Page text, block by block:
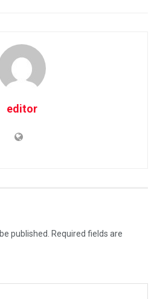
editor
published.
Required fields are